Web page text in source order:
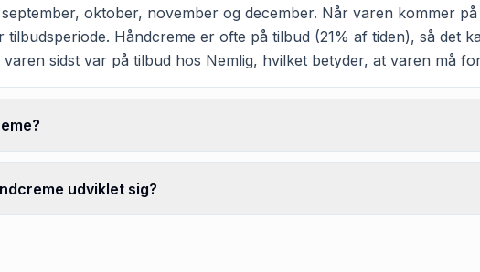
oktober, november og december. Når varen kommer
tilbudsperiode. Håndcreme er ofte på tilbud (21% af tiden), så det
sidst var på tilbud hos Nemlig, hvilket betyder, at varen må
udviklet sig?